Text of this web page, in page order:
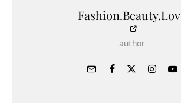
author